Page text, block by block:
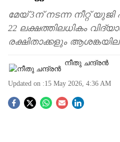
മേയ് 3ന് നടന്ന നീറ്റ് യുജി
22 ലക്ഷത്തിലധികം
രക്ഷിതാക്കളും
നീതു ചന്ദ്രൻ
Updated on :15 May 2026, 4:36 AM
S